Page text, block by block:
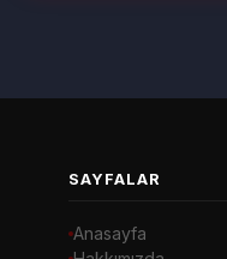
SAYFALAR
Anasayfa